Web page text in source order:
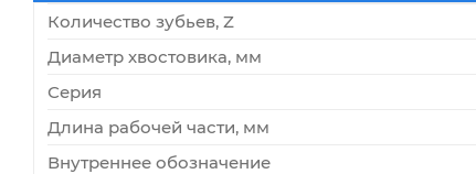
Количество зубьев, Z
Диаметр хвостовика, мм
Серия
Длина рабочей части, мм
Внутреннее обозначение